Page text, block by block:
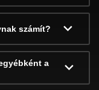
számít?
a